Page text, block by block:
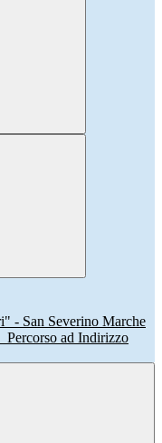
Percorso ad Indirizzo